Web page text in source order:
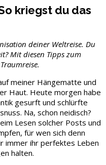
kriegst du das
deiner Weltreise. Du
Mit diesen Tipps zum
meiner Hängematte und
Haut. Heute morgen habe
gesurft und schlürfte
Na, schon neidisch?
Lesen solcher Posts und
für wen sich denn
immer ihr perfektes Leben
halten.